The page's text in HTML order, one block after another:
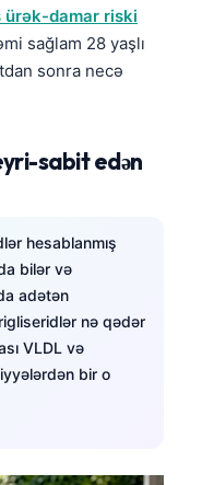
ürək-damar riski
sağlam 28 yaşlı
sonra necə
sabit edən
hesablanmış
bilər və
adətən
nə qədər
VLDL və
bir o